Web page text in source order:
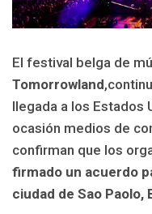
El festival belga de
Tomorrowland
llegada a los Estados
ocasión medios de
confirman que los
firmado un acuerdo
ciudad de Sao Paolo,